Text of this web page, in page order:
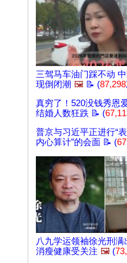
三驾马车油门踩不动
现倒闭潮 🖼️ 📝 (87,298
真穷了！520没钱秀恩
结婚人数狂跌 📝 (
普京与习近平正进行“表
内心算计”的会面 📝 (
八九学运领袖徐光刑满
消瘦健康受关注 🖼️ (